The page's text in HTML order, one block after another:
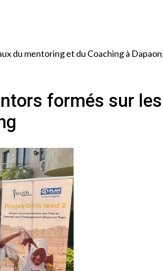
du mentoring et du Coaching à
formés sur